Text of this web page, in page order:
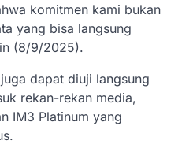
komitmen kami bukan
yang bisa langsung
(8/9/2025).
dapat diuji langsung
rekan-rekan media,
IM3 Platinum yang